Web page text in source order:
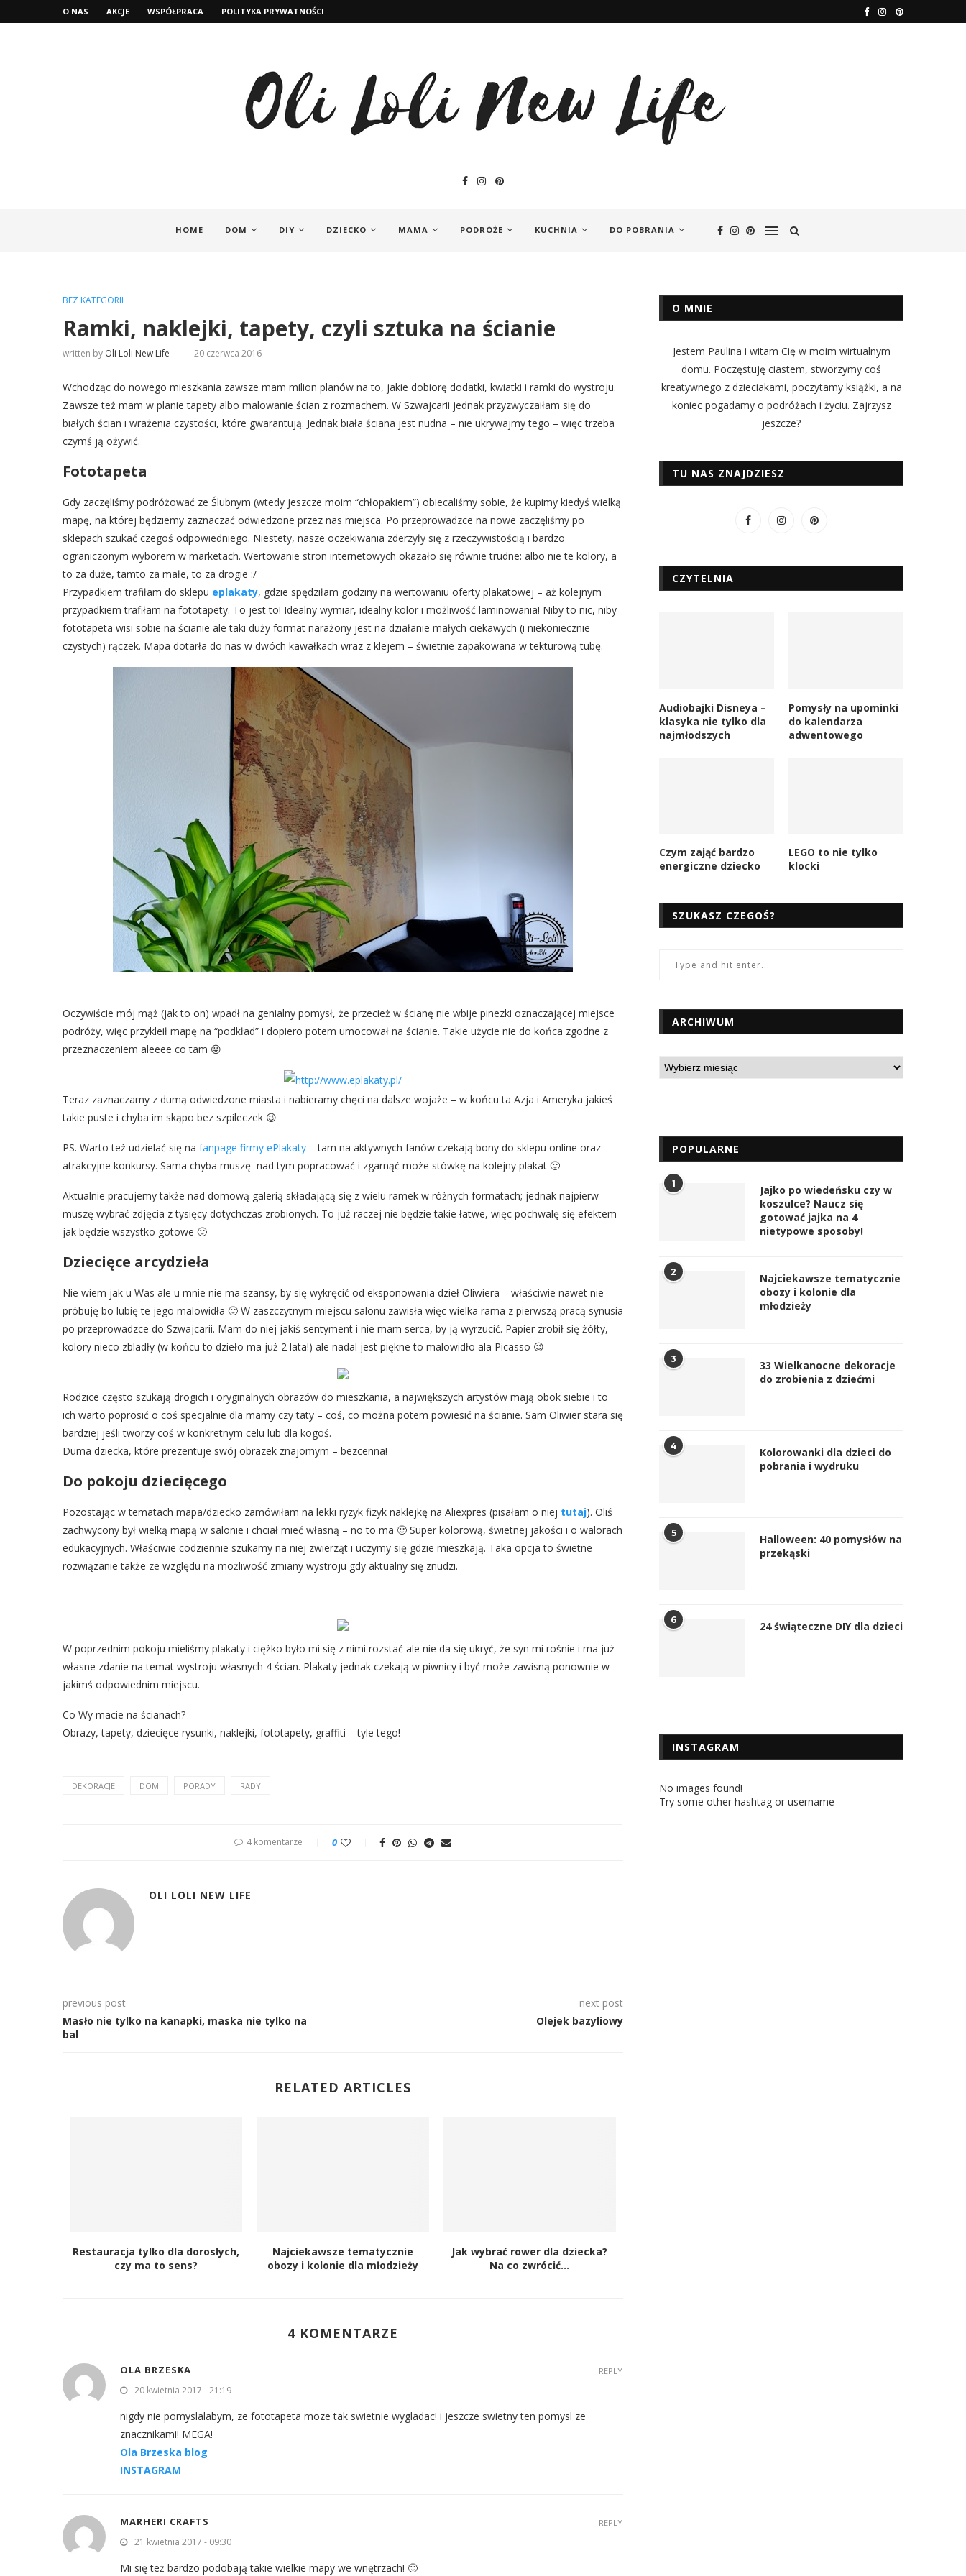
O NAS AKCJE WSPÓŁPRACA POLITYKA PRYWATNOŚCI
HOME DOM DIY DZIECKO MAMA PODRÓŻE KUCHNIA DO POBRANIA
BEZ KATEGORII
Ramki, naklejki, tapety, czyli sztuka na ścianie
written by Oli Loli New Life 20 czerwca 2016
Wchodząc do nowego mieszkania zawsze mam milion planów na to, jakie dobiorę dodatki, kwiatki i ramki do wystroju.
Zawsze też mam w planie tapety albo malowanie ścian z rozmachem. W Szwajcarii jednak przyzwyczaiłam się do
białych ścian i wrażenia czystości, które gwarantują. Jednak biała ściana jest nudna – nie ukrywajmy tego – więc trzeba
czymś ją ożywić.
Fototapeta
Gdy zaczęliśmy podróżować ze Ślubnym (wtedy jeszcze moim “chłopakiem”) obiecaliśmy sobie, że kupimy kiedyś wielką
mapę, na której będziemy zaznaczać odwiedzone przez nas miejsca. Po przeprowadzce na nowe zaczęliśmy po
sklepach szukać czegoś odpowiedniego. Niestety, nasze oczekiwania zderzyły się z rzeczywistością i bardzo
ograniczonym wyborem w marketach. Wertowanie stron internetowych okazało się równie trudne: albo nie te kolory, a
to za duże, tamto za małe, to za drogie :/
Przypadkiem trafiłam do sklepu eplakaty, gdzie spędziłam godziny na wertowaniu oferty plakatowej – aż kolejnym
przypadkiem trafiłam na fototapety. To jest to! Idealny wymiar, idealny kolor i możliwość laminowania! Niby to nic, niby
fototapeta wisi sobie na ścianie ale taki duży format narażony jest na działanie małych ciekawych (i niekoniecznie
czystych) rączek. Mapa dotarła do nas w dwóch kawałkach wraz z klejem – świetnie zapakowana w tekturową tubę.
Oczywiście mój mąż (jak to on) wpadł na genialny pomysł, że przecież w ścianę nie wbije pinezki oznaczającej miejsce
podróży, więc przykleił mapę na “podkład” i dopiero potem umocował na ścianie. Takie użycie nie do końca zgodne z
przeznaczeniem aleeee co tam 😛
Teraz zaznaczamy z dumą odwiedzone miasta i nabieramy chęci na dalsze wojaże – w końcu ta Azja i Ameryka jakieś
takie puste i chyba im skąpo bez szpileczek 😉
PS. Warto też udzielać się na fanpage firmy ePlakaty – tam na aktywnych fanów czekają bony do sklepu online oraz
atrakcyjne konkursy. Sama chyba muszę nad tym popracować i zgarnąć może stówkę na kolejny plakat 🙂
Aktualnie pracujemy także nad domową galerią składającą się z wielu ramek w różnych formatach; jednak najpierw
muszę wybrać zdjęcia z tysięcy dotychczas zrobionych. To już raczej nie będzie takie łatwe, więc pochwalę się efektem
jak będzie wszystko gotowe 🙂
Dziecięce arcydzieła
Nie wiem jak u Was ale u mnie nie ma szansy, by się wykręcić od eksponowania dzieł Oliwiera – właściwie nawet nie
próbuję bo lubię te jego malowidła 🙂 W zaszczytnym miejscu salonu zawisła więc wielka rama z pierwszą pracą synusia
po przeprowadzce do Szwajcarii. Mam do niej jakiś sentyment i nie mam serca, by ją wyrzucić. Papier zrobił się żółty,
kolory nieco zbladły (w końcu to dzieło ma już 2 lata!) ale nadal jest piękne to malowidło ala Picasso 😉
Rodzice często szukają drogich i oryginalnych obrazów do mieszkania, a największych artystów mają obok siebie i to
ich warto poprosić o coś specjalnie dla mamy czy taty – coś, co można potem powiesić na ścianie. Sam Oliwier stara się
bardziej jeśli tworzy coś w konkretnym celu lub dla kogoś.
Duma dziecka, które prezentuje swój obrazek znajomym – bezcenna!
Do pokoju dziecięcego
Pozostając w tematach mapa/dziecko zamówiłam na lekki ryzyk fizyk naklejkę na Aliexpres (pisałam o niej tutaj). Oliś
zachwycony był wielką mapą w salonie i chciał mieć własną – no to ma 🙂 Super kolorową, świetnej jakości i o walorach
edukacyjnych. Właściwie codziennie szukamy na niej zwierząt i uczymy się gdzie mieszkają. Taka opcja to świetne
rozwiązanie także ze względu na możliwość zmiany wystroju gdy aktualny się znudzi.
W poprzednim pokoju mieliśmy plakaty i ciężko było mi się z nimi rozstać ale nie da się ukryć, że syn mi rośnie i ma już
własne zdanie na temat wystroju własnych 4 ścian. Plakaty jednak czekają w piwnicy i być może zawisną ponownie w
jakimś odpowiednim miejscu.
Co Wy macie na ścianach?
Obrazy, tapety, dziecięce rysunki, naklejki, fototapety, graffiti – tyle tego!
DEKORACJE DOM PORADY RADY
4 komentarze 0
OLI LOLI NEW LIFE
previous post
Masło nie tylko na kanapki, maska nie tylko na
bal
next post
Olejek bazyliowy
RELATED ARTICLES
Restauracja tylko dla dorosłych,
czy ma to sens?
Najciekawsze tematycznie
obozy i kolonie dla młodzieży
Jak wybrać rower dla dziecka?
Na co zwrócić...
4 KOMENTARZE
OLA BRZESKA
20 kwietnia 2017 - 21:19
nigdy nie pomyslalabym, ze fototapeta moze tak swietnie wygladac! i jeszcze swietny ten pomysl ze
znacznikami! MEGA!
Ola Brzeska blog
INSTAGRAM
REPLY
MARHERI CRAFTS
21 kwietnia 2017 - 09:30
Mi się też bardzo podobają takie wielkie mapy we wnętrzach! 🙂
REPLY
O MNIE
Jestem Paulina i witam Cię w moim wirtualnym
domu. Poczęstuję ciastem, stworzymy coś
kreatywnego z dzieciakami, poczytamy książki, a na
koniec pogadamy o podróżach i życiu. Zajrzysz
jeszcze?
TU NAS ZNAJDZIESZ
CZYTELNIA
Audiobajki Disneya –
klasyka nie tylko dla
najmłodszych
Pomysły na upominki
do kalendarza
adwentowego
Czym zająć bardzo
energiczne dziecko
LEGO to nie tylko
klocki
SZUKASZ CZEGOŚ?
ARCHIWUM
POPULARNE
1
Jajko po wiedeńsku czy w
koszulce? Naucz się
gotować jajka na 4
nietypowe sposoby!
2
Najciekawsze tematycznie
obozy i kolonie dla
młodzieży
3
33 Wielkanocne dekoracje
do zrobienia z dziećmi
4
Kolorowanki dla dzieci do
pobrania i wydruku
5
Halloween: 40 pomysłów na
przekąski
6 24 świąteczne DIY dla dzieci
INSTAGRAM
No images found!
Try some other hashtag or username